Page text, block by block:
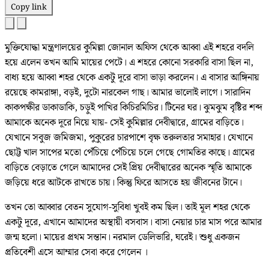
Copy link
মুক্তিযোদ্ধা মন্ত্রণালয়ের কুমিল্লা জোনাল অফিস থেকে আব্বা এই শহরে বদলি
হয়ে এলেন তখন আমি মায়ের পেটে। এ শহরে কোনো সরকারি বাসা ছিল না,
বাধ্য হয়ে আব্বা শহর থেকে একটু দূরে বাসা ভাড়া করলেন। এ বাসার আঙ্গিনায়
রয়েছে কামরাঙ্গা, বড়ই, দুটো নারকেল গাছ। আমার ভালোই লাগে। সারাদিন
কাকপক্ষীর ডাকাডাকি, চড়ুই পাখির কিচিরমিচির। টিনের ঘর। ঝুমঝুম বৃষ্টির শব্দ
আমাকে অনেক দূরে নিয়ে যায়- সেই কুমিল্লার দেবীদ্বারে, গ্রামের বাড়িতে।
যেখানে সবুজ জমিজমা, পুকুরের চারপাশে বৃক্ষ তরুলতার সমাহার। যেখানে
ছোট্ট খাল সাপের মতো পেঁচিয়ে পেঁচিয়ে চলে গেছে গোমতির কাছে। গ্রামের
বাড়িতে বেড়াতে গেলে আমাদের সেই প্রিয় দেবীদ্বারের অনেক স্মৃতি আমাকে
জড়িয়ে ধরে আটকে রাখতে চায়। কিন্তু ফিরে আসতে হয় জীবনের টানে।
তখন তো আব্বার বেতন সুযোগ-সুবিধা খুবই কম ছিল। তাই মূল শহর থেকে
একটু দূরে, এখানে আমাদের অস্থায়ী বসবাস। বাসা নেয়ার চার মাস পরে আমার
জন্ম হলো। মায়ের প্রথম সন্তান। নরমাল ডেলিভারি, ঘরেই। শুধু একজন
প্রতিবেশী এসে আম্মার সেবা করে গেলেন ।